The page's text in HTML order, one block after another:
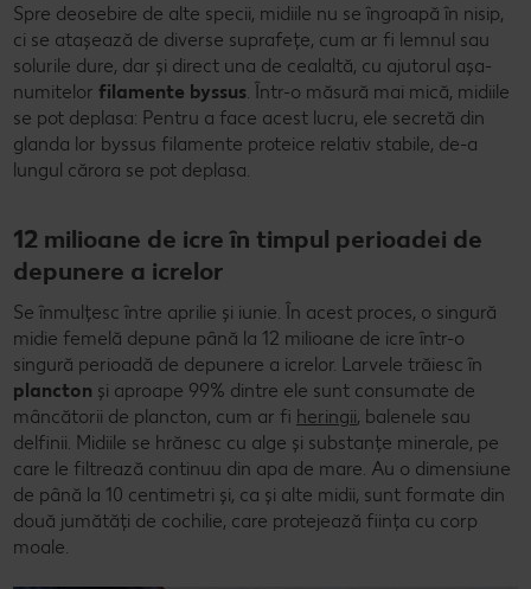
Spre deosebire de alte specii, midiile nu se îngroapă în nisip,
ci se atașează de diverse suprafețe, cum ar fi lemnul sau
solurile dure, dar și direct una de cealaltă, cu ajutorul așa-
numitelor filamente byssus . Într-o măsură mai mică, midiile
se pot deplasa: Pentru a face acest lucru, ele secretă din
glanda lor byssus filamente proteice relativ stabile, de-a
lungul cărora se pot deplasa.
12 milioane de icre în timpul perioadei de
depunere a icrelor
Se înmulțesc între aprilie și iunie. În acest proces, o singură
midie femelă depune până la 12 milioane de icre într-o
singură perioadă de depunere a icrelor. Larvele trăiesc în
plancton și aproape 99% dintre ele sunt consumate de
mâncătorii de plancton, cum ar fi heringii, balenele sau
delfinii. Midiile se hrănesc cu alge și substanțe minerale, pe
care le filtrează continuu din apa de mare. Au o dimensiune
de până la 10 centimetri și, ca și alte midii, sunt formate din
două jumătăți de cochilie, care protejează ființa cu corp
moale.